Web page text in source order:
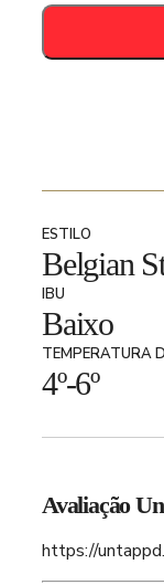
Tropical
7%
ESTILO
Belgian
IBU
Baixo
TEMPERATURA
4º-6º
Avaliação
https://